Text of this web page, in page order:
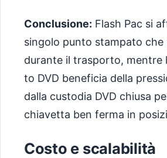
Conclusione: Flash Pac si
singolo punto stampato che
durante il trasporto, mentre
to DVD beneficia della
dalla custodia DVD chiusa
chiavetta ben ferma in
Costo e scalabilità